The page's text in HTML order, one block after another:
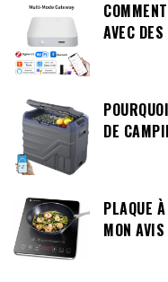
AVEC
DE
PLAQUE
MON